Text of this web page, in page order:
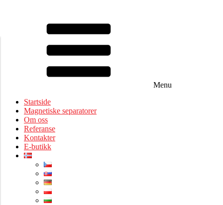
Menu
Startside
Magnetiske separatorer
Om oss
Referanse
Kontakter
E-butikk